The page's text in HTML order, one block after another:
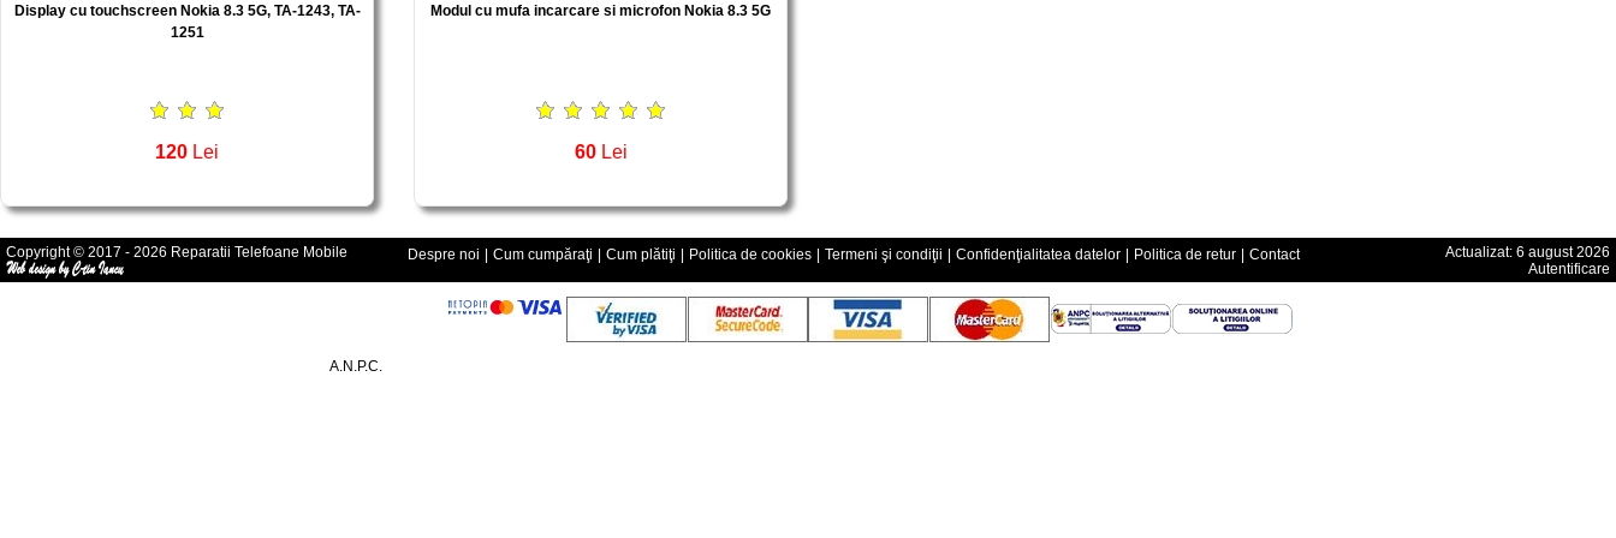
Display cu touchscreen Nokia 8.3 5G, TA-1243, TA-
1251
120 Lei
Modul cu mufa incarcare si microfon Nokia 8.3 5G
60 Lei
Copyright © 2017 - 2026 Reparatii Telefoane Mobile Despre noi | Cum cumpăraţi | Cum plătiţi | Politica de cookies | Termeni şi condiţii | Confidenţialitatea datelor | Politica de retur | Contact
Actualizat: 6 august 2026
Autentificare
A.N.P.C.